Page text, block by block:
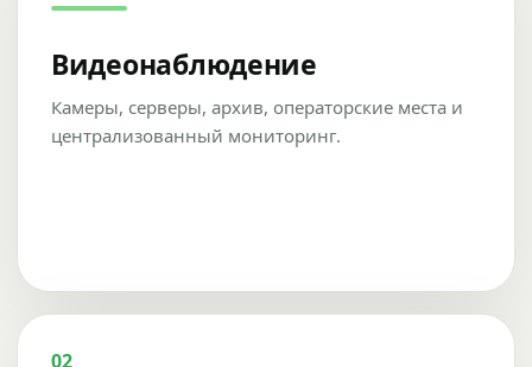
Видеонаблюдение
Камеры, серверы, архив, операторские места и
централизованный мониторинг.
02